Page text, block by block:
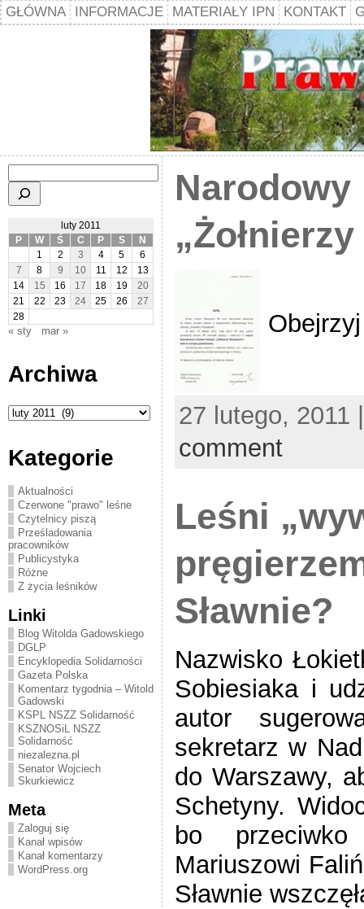
GŁÓWNA INFORMACJE MATERIAŁY IPN KONTAKT
luty 2011
P
W Ś C P S
N
1
2 3 4 5
6
7
8 9 10 11 12
13
14
15 16 17 18 19
20
21
22 23 24 25 26
27
28
« sty mar »
Archiwa
Archiwa
Kategorie
Aktualności
Czerwone "prawo" leśne
Czytelnicy piszą
Prześladowania
pracowników
Publicystyka
Różne
Z życia leśników
Linki
Blog Witolda Gadowskiego
DGLP
Encyklopedia Solidarności
Gazeta Polska
Komentarz tygodnia – Witold
Gadowski
KSPL NSZZ Solidarność
KSZNOSiL NSZZ
Solidarność
niezalezna.pl
Senator Wojciech
Skurkiewicz
Meta
Zaloguj się
Kanał wpisów
Kanał komentarzy
WordPress.org
Narodowy
27 lutego, 2011
comment
Leśni
Sławnie?
Nazwisko
Sobiesiaka i
autor
sekretarz w
do Warszawy,
Schetyny.
bo
Mariuszowi
Sławnie